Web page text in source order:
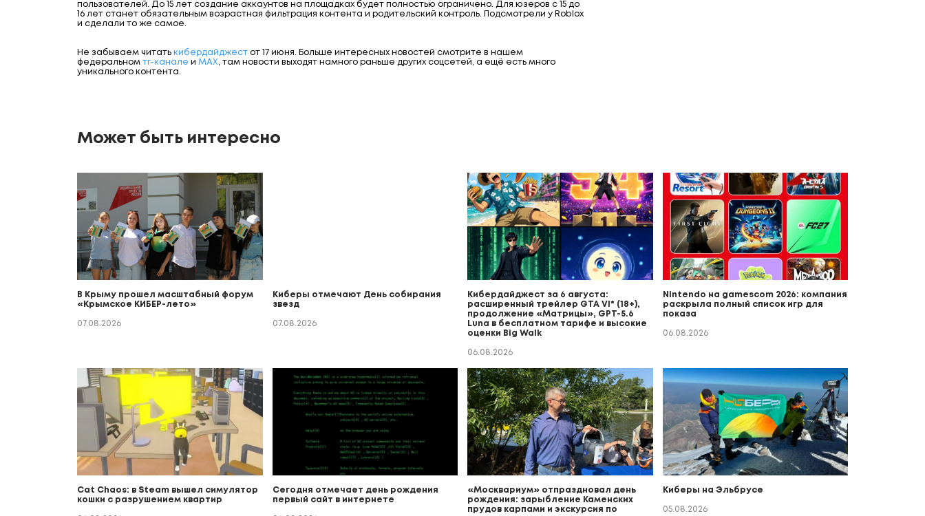
пользователей. До 15 лет создание аккаунтов на площадках будет полностью ограничено. Для юзеров с 15 до
16 лет станет обязательным возрастная фильтрация контента и родительский контроль. Подсмотрели у Roblox
и сделали то же самое.
Не забываем читать кибердайджест от 17 июня. Больше интересных новостей смотрите в нашем
федеральном тг-канале и МАХ, там новости выходят намного раньше других соцсетей, а ещё есть много
уникального контента.
Может быть интересно
В Крыму прошел масштабный форум
«Крымское КИБЕР-лето»
07.08.2026
Киберы отмечают День собирания
звезд
07.08.2026
Кибердайджест за 6 августа:
расширенный трейлер GTA VI* (18+),
продолжение «Матрицы», GPT-5.6
Luna в бесплатном тарифе и высокие
оценки Big Walk
06.08.2026
Nintendo на gamescom 2026: компания
раскрыла полный список игр для
показа
06.08.2026
Cat Chaos: в Steam вышел симулятор
кошки с разрушением квартир
Сегодня отмечает день рождения
первый сайт в интернете
«Москвариум» отпраздновал день
рождения: зарыбление Каменских
прудов карпами и экскурсия по
Киберы на Эльбрусе
05.08.2026